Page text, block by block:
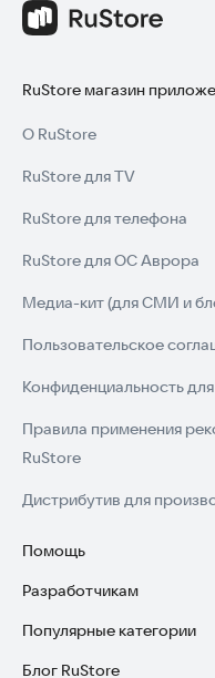
RuStore магазин
О RuStore
RuStore для TV
RuStore для телефона
RuStore для ОС Аврора
Медиа-кит (для СМИ и
Пользовательское
Конфиденциальность
Правила применения
RuStore
Дистрибутив для
Помощь
Установка RuStore на TV
Установка RuStore на
Разработчикам
Зарабатывать с RuStore
Популярные категории
Блог RuStore